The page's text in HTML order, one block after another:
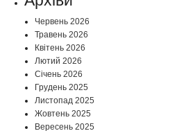
Червень 2026
Травень 2026
Квітень 2026
Лютий 2026
Січень 2026
Грудень 2025
Листопад 2025
Жовтень 2025
Вересень 2025